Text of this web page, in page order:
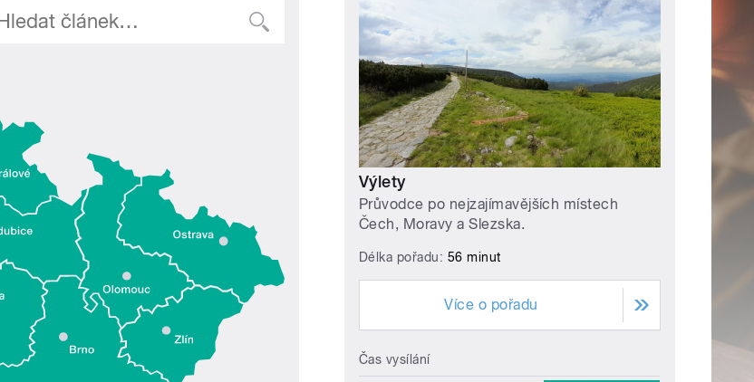
Výlety
Průvodce po nejzajímavějších místech
Čech, Moravy a Slezska.
Délka pořadu: 56 minut
Více o pořadu
Čas vysílání